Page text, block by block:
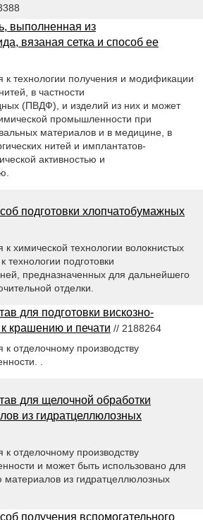
выполненная из
вязаная сетка и способ ее
к технологии получения и модификации
в частности
(ПВДФ), и изделий из них и может
промышленности при
материалов и в медицине, в
нитей и имплантатов-
активностью и
подготовки хлопчатобумажных
к химической технологии волокнистых
подготовки
предназначенных для дальнейшего
отделки.
для подготовки вискозно-
крашению и печати // 2188264
к отделочному производству
.
для щелочной обработки
из гидратцеллюлозных
к отделочному производству
и может быть использовано для
материалов из гидратцеллюлозных
получения вспомогательного